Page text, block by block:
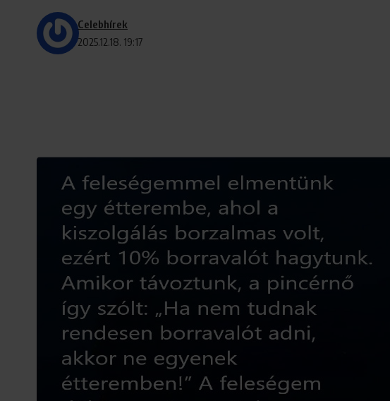
2025.12.18. 19:17
Celebhírek